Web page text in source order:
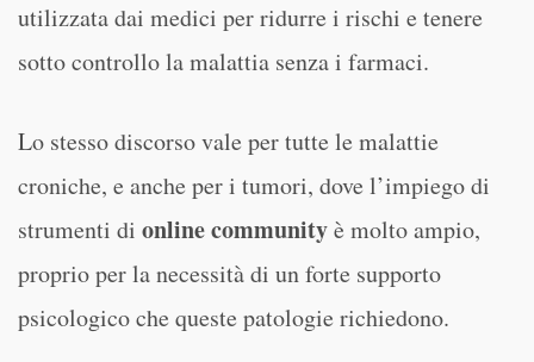
utilizzata dai medici per ridurre i rischi e tenere
sotto controllo la malattia senza i farmaci.
Lo stesso discorso vale per tutte le malattie
croniche, e anche per i tumori, dove l’impiego di
strumenti di online communityè molto ampio,
proprio per la necessità di un forte supporto
psicologico che queste patologie richiedono.